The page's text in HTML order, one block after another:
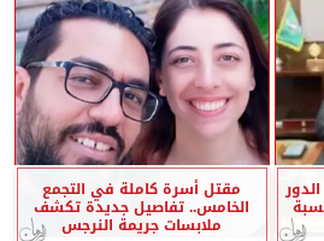
مقتل أسرة كاملة في التجمع
الخامس.. تفاصيل جديدة تكشف
ملابسات جريمة النرجس